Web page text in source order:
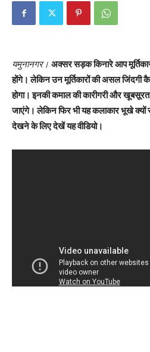
यमुनानगर। अक्सर सड़क किनारे आप
होंगे। लेकिन उन मूर्तिकारों की असल जिंदगी
होगा। इनकी कमाल की कारीगरी और
जाएंगे। लेकिन फिर भी यह कलाकार भूखे क्यों
देखने के लिए देखें यह वीडियो।